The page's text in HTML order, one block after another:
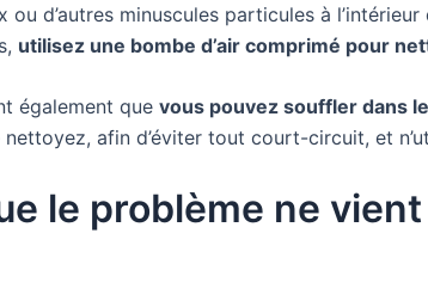
ou d’autres minuscules particules à
utilisez une bombe d’air comprimé pour
également que vous pouvez souffler dans
afin d’éviter tout court-circuit, et
le problème ne